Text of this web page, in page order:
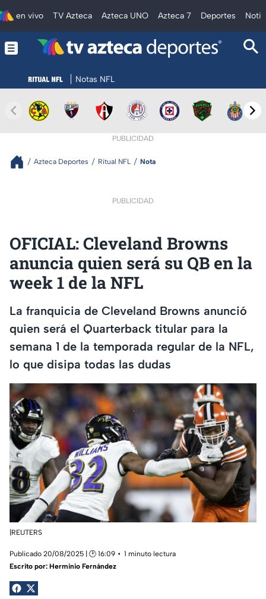
en vivo TV Azteca Azteca UNO Azteca 7 Deportes
Notas NFL
PUBLICIDAD
Azteca Deportes Ritual NFL Nota
PUBLICIDAD
OFICIAL: Cleveland Browns
anuncia quien será su QB en la
week 1 de la NFL
La franquicia de Cleveland Browns anunció
quien será el Quarterback titular para la
semana 1 de la temporada regular de la NFL,
lo que disipa todas las dudas
|REUTERS
Publicado 20/08/2025 | 🕑 16:09
1 minuto lectura
Escrito por: Herminio Fernández